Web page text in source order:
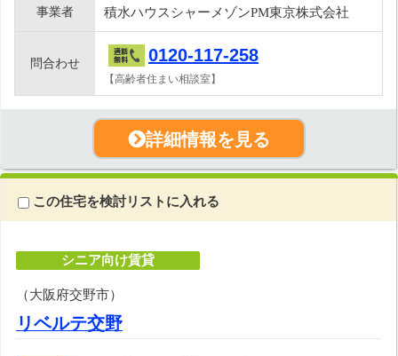
事業者 積水ハウスシャーメゾンPM東京株式会社
問合わせ 0120-117-258
【高齢者住まい相談室】
詳細情報を見る
この住宅を検討リストに入れる
シニア向け賃貸
（大阪府交野市）
リベルテ交野